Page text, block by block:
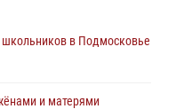
в Подмосковье
в Подмосковье
и матерями